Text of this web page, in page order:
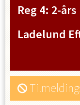
Reg 4: 2-
Ladelund